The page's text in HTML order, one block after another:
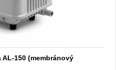
150 (membránový